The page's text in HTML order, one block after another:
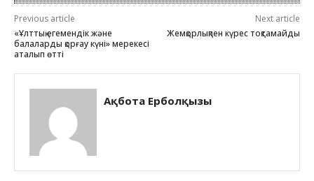
Previous article
«Ұлттық егемендік және
балаларды қорғау күні» мерекесі
аталып өтті
Next article
Жемқорлықпен күрес тоқтамайды
Ақбота Ерболқызы